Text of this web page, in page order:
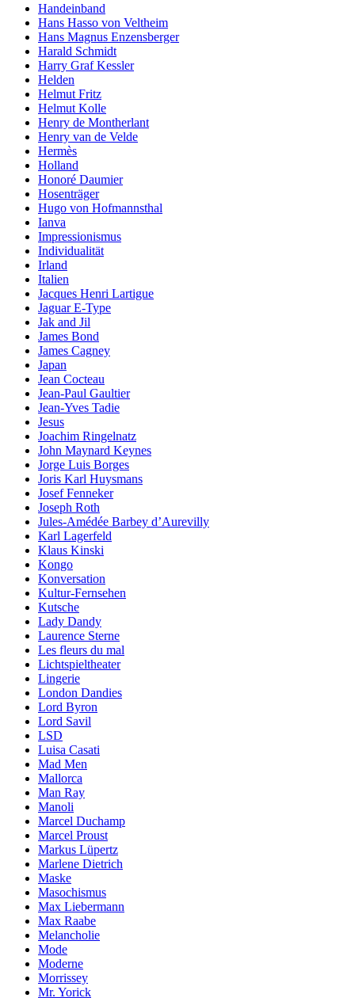
Handeinband
Hans Hasso von Veltheim
Hans Magnus Enzensberger
Harald Schmidt
Harry Graf Kessler
Helden
Helmut Fritz
Helmut Kolle
Henry de Montherlant
Henry van de Velde
Hermès
Holland
Honoré Daumier
Hosenträger
Hugo von Hofmannsthal
Ianva
Impressionismus
Individualität
Irland
Italien
Jacques Henri Lartigue
Jaguar E-Type
Jak and Jil
James Bond
James Cagney
Japan
Jean Cocteau
Jean-Paul Gaultier
Jean-Yves Tadie
Jesus
Joachim Ringelnatz
John Maynard Keynes
Jorge Luis Borges
Joris Karl Huysmans
Josef Fenneker
Joseph Roth
Jules-Amédée Barbey d’Aurevilly
Karl Lagerfeld
Klaus Kinski
Kongo
Konversation
Kultur-Fernsehen
Kutsche
Lady Dandy
Laurence Sterne
Les fleurs du mal
Lichtspieltheater
Lingerie
London Dandies
Lord Byron
Lord Savil
LSD
Luisa Casati
Mad Men
Mallorca
Man Ray
Manoli
Marcel Duchamp
Marcel Proust
Markus Lüpertz
Marlene Dietrich
Maske
Masochismus
Max Liebermann
Max Raabe
Melancholie
Mode
Moderne
Morrissey
Mr. Yorick